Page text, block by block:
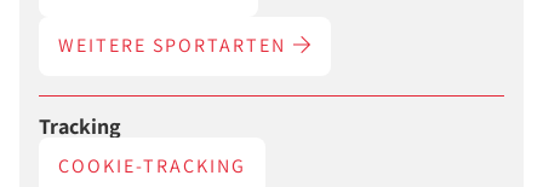
WEITERE SPORTARTEN
Tracking
COOKIE-TRACKING